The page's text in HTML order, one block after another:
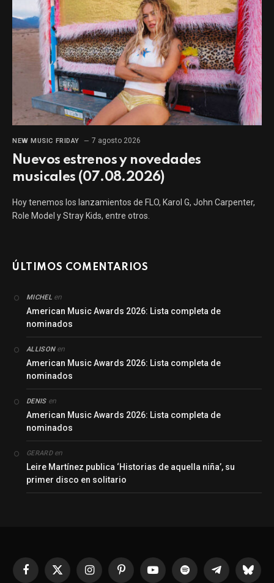
NEW MUSIC FRIDAY 7 agosto 2026
Nuevos estrenos y novedades
musicales (07.08.2026)
Hoy tenemos los lanzamientos de FLO, Karol G, John Carpenter,
Role Model y Stray Kids, entre otros.
ÚLTIMOS COMENTARIOS
MICHELen
American Music Awards 2026: Lista completa de
nominados
ALLISONen
American Music Awards 2026: Lista completa de
nominados
DENISen
American Music Awards 2026: Lista completa de
nominados
GERARDen
Leire Martínez publica ‘Historias de aquella niña’, su
primer disco en solitario
Facebook
X
InstagramPinterestYouTubeSpotify Telegrama